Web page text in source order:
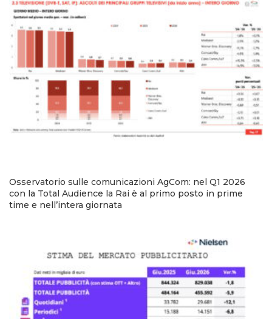
Osservatorio sulle comunicazioni AgCom: nel Q1 2026
con la Total Audience la Rai è al primo posto in prime
time e nell’intera giornata